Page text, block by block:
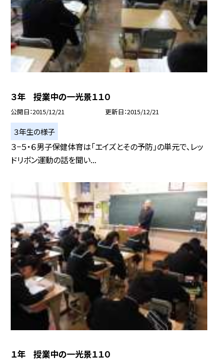
３年 授業中の一光景１１０
公開日 2015/12/21 更新日 2015/12/21
３年生の様子
３−５・６男子保健体育は「エイズとその予防」の単元で、レッ
ドリボン運動の話を聞い...
１年 授業中の一光景１１０